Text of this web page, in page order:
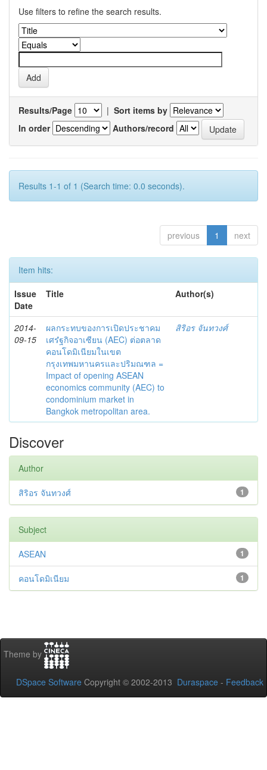
Use filters to refine the search results.
Results/Page | Sort items by
In order
Authors/record
Results 1-1 of 1 (Search time: 0.0 seconds).
previous 1 next
Item hits:
Issue
Date
Title Author(s)
2014-
09-15
ผลกระทบของการเปิดประชาคม
เศร๋ฐกิจอาเซียน (AEC) ต่อตลาด
คอนโดมิเนียมในเขต
กรุงเทพมหานครและปริมณฑล =
Impact of opening ASEAN
economics community (AEC) to
condominium market in
Bangkok metropolitan area.
สิริอร จันทวงศ์
Discover
Author
1
สิริอร จันทวงศ์
Subject
1
ASEAN
1
คอนโดมิเนียม
Theme by
DSpace Software Copyright © 2002-2013 Duraspace - Feedback